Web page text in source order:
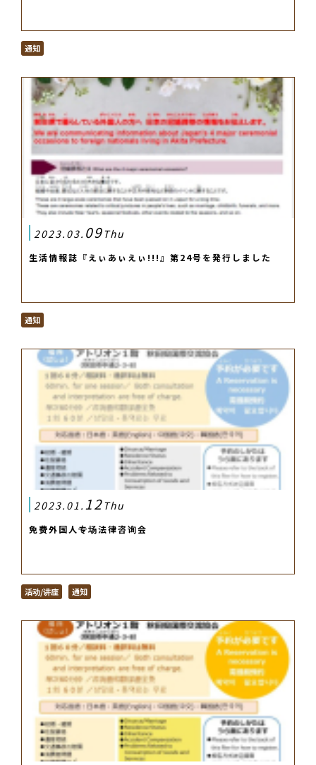
通知
2023.03. 09Thu
生活情報誌『えぃあぃえぃ!!!』第24号を発行しました
通知
2023.01. 12Thu
免费外国人专场法律咨询会
活动/讲座 通知